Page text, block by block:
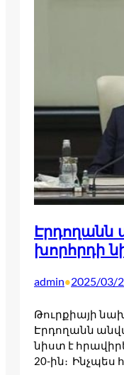
Էրդողանն
խորհրդի
admin•2025/03/
Թուրքիայի
Էրդողանն
նիստ է
20-ին։ Ինչպես